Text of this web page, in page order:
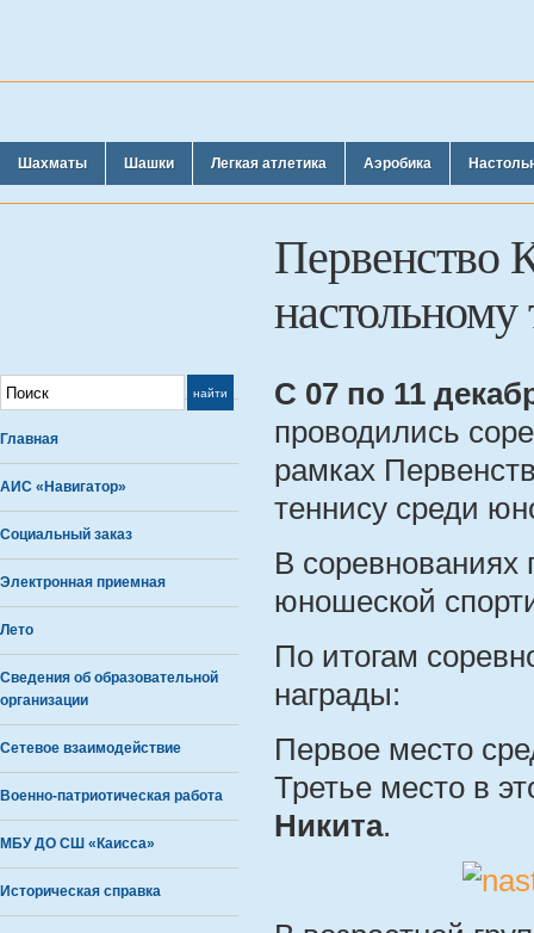
Шахматы Шашки Легкая атлетика Аэробика
Первенство
настольному
Главная
АИС «Навигатор»
Социальный заказ
Электронная приемная
Лето
Сведения об образовательной
организации
Сетевое взаимодействие
Военно-патриотическая работа
МБУ ДО СШ «Каисса»
Историческая справка
С 07 по 11
проводились
рамках
теннису среди
В соревнованиях
юношеской
По итогам
награды:
Первое место
Третье место в
Никита.